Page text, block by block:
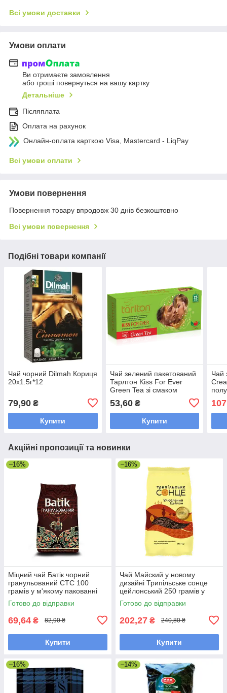
Всі умови доставки
Умови оплати
Ви отримаєте замовлення
або гроші повернуться на вашу картку
Детальніше
Післяплата
Оплата на рахунок
Онлайн-оплата карткою Visa, Mastercard - LiqPay
Всі умови оплати
Умови повернення
Повернення товару впродовж 30 днів безкоштовно
Всі умови повернення
Подібні товари компанії
Чай чорний Dilmah Кориця
20х1.5г*12
79,90 ₴
Купити
Чай зелений пакетований
Тарлтон Kiss For Ever
Green Tea зі смаком
Фантазія 25 пак х 2 г
53,60₴
Купити
Чай
Акційні пропозиції та новинки
–16%
Міцний чай Батік чорний
гранульований СТС 100
грамів у м'якому пакованні
Готово до відправки
69,64 ₴ 82,90 ₴
Купити
–16%
Чай Майский у новому
дизайні Трипільське сонце
цейлонський 250 грамів у
м'якій упаковці
Готово до відправки
202,27 ₴ 240,80 ₴
Купити
–16% –14%